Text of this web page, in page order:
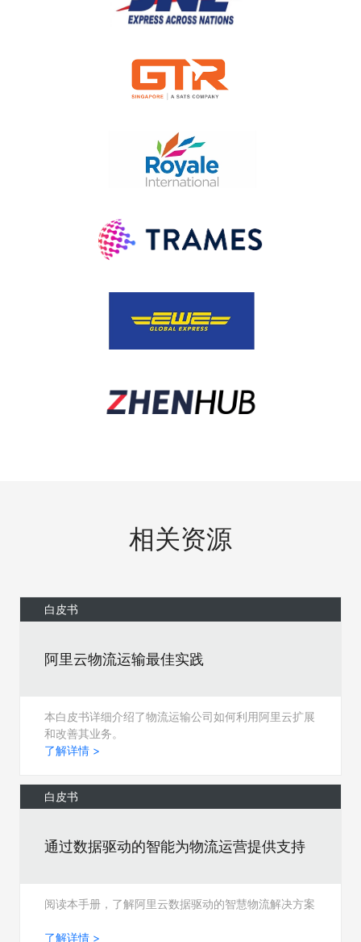
相关资源
白皮书
阿里云物流运输最佳实践
本白皮书详细介绍了物流运输公司如何利用阿里云扩展
和改善其业务。
了解详情 >
白皮书
通过数据驱动的智能为物流运营提供支持
阅读本手册，了解阿里云数据驱动的智慧物流解决方案
了解详情 >